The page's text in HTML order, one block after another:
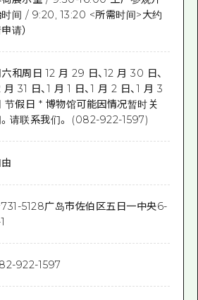
间 / 9:20, 13:20 <所需时间>大约
请）
和周日 12 月 29 日、12 月 30 日、
月 31 日、1 月 1 日、1 月 2 日、1 月 3
节假日 * 博物馆可能因情况暂时关
。请联系我们。 (082-922-1597)
731-5128广岛市佐伯区五日一中央6-
922-1597